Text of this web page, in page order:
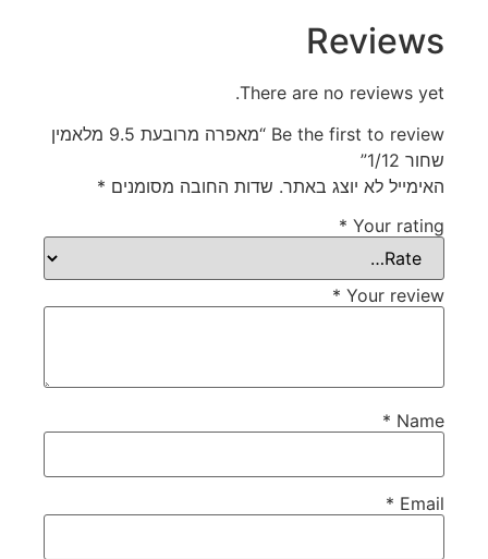
Reviews
There are no reviews yet.
Be the first to review “מאפרה מרובעת 9.5 מלאמין
שחור 1/12”
האימייל לא יוצג באתר. שדות החובה מסומנים *
Your rating
*
Your review
*
Name
*
Email
*